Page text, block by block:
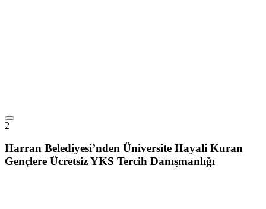
2
Harran Belediyesi’nden Üniversite Hayali Kuran
Gençlere Ücretsiz YKS Tercih Danışmanlığı